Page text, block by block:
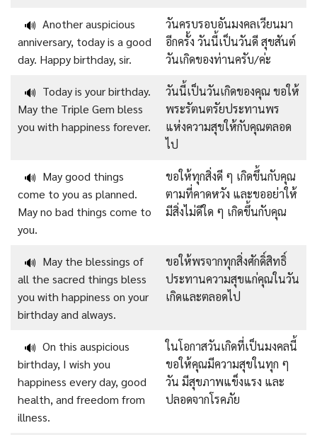
🔊 Another auspicious
anniversary, today is a good
day. Happy birthday, sir.
วันครบรอบอันมงคลเวียนมา
อีกครั้ง วันนี้เป็นวันดี สุขสันต์
วันเกิดของท่านครับ/ค่ะ
🔊 Today is your birthday.
May the Triple Gem bless
you with happiness forever.
วันนี้เป็นวันเกิดของคุณ ขอให้
พระรัตนตรัยประทานพร
แห่งความสุขให้กับคุณตลอด
ไป
🔊 May good things
come to you as planned.
May no bad things come to
you.
ขอให้ทุกสิ่งดี ๆ เกิดขึ้นกับคุณ
ตามที่คาดหวัง และขออย่าให้
มีสิ่งไม่ดีใด ๆ เกิดขึ้นกับคุณ
🔊 May the blessings of
all the sacred things bless
you with happiness on your
birthday and always.
ขอให้พรจากทุกสิ่งศักดิ์สิทธิ์
ประทานความสุขแก่คุณในวัน
เกิดและตลอดไป
🔊 On this auspicious
birthday, I wish you
happiness every day, good
health, and freedom from
illness.
ในโอกาสวันเกิดที่เป็นมงคลนี้
ขอให้คุณมีความสุขในทุก ๆ
วัน มีสุขภาพแข็งแรง และ
ปลอดจากโรคภัย